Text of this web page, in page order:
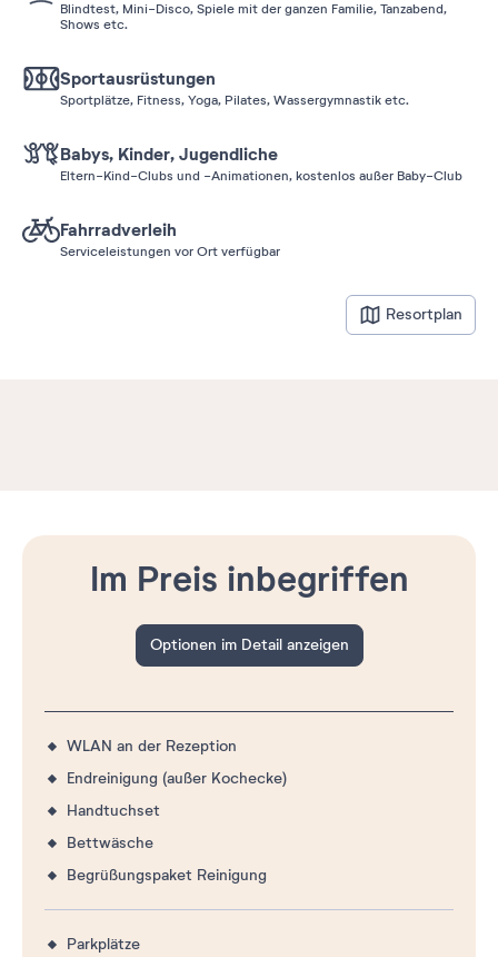
Blindtest, Mini-Disco, Spiele mit der ganzen Familie, Tanzabend,
Shows etc.
Sportausrüstungen
Sportplätze, Fitness, Yoga, Pilates, Wassergymnastik etc.
Babys, Kinder, Jugendliche
Eltern-Kind-Clubs und -Animationen, kostenlos außer Baby-Club
Fahrradverleih
Serviceleistungen vor Ort verfügbar
Resortplan
Im Preis inbegriffen
Optionen im Detail anzeigen
WLAN an der Rezeption
Endreinigung (außer Kochecke)
Handtuchset
Bettwäsche
Begrüßungspaket Reinigung
Parkplätze